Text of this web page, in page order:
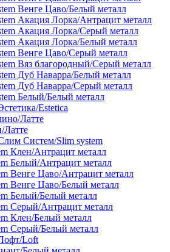
Венге Цаво/Белый металл
Акация Лорка/Антрацит металл
Акация Лорка/Серый металл
Акация Лорка/Белый металл
Венге Цаво/Серый металл
Вяз благородный/Серый металл
Дуб Наварра/Белый металл
Дуб Наварра/Серый металл
Белый/Белый металл
Estetica
Латте
Латте
Систем/Slim system
Клен/Антрацит металл
Белый/Антрацит металл
Венге Цаво/Антрацит металл
Венге Цаво/Белый металл
Белый/Белый металл
Серый/Антрацит металл
Клен/Белый металл
Серый/Белый металл
Loft